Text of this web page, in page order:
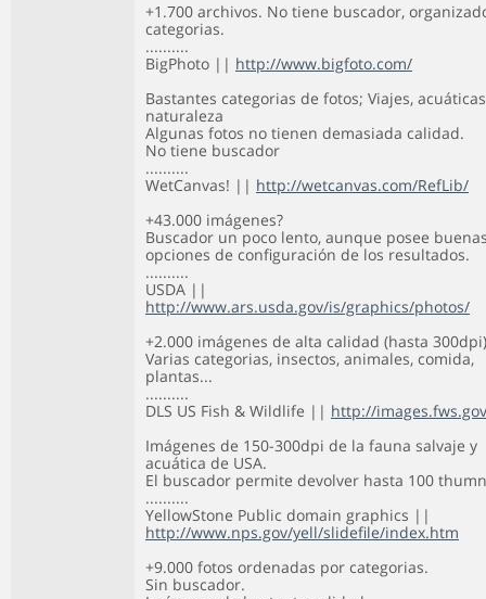
+1.700 archivos. No tiene buscador,
categorias.
..........
BigPhoto || http://www.bigfoto.com/
Bastantes categorias de fotos; Viajes,
naturaleza
Algunas fotos no tienen demasiada calidad.
No tiene buscador
..........
WetCanvas! || http://wetcanvas.com/RefLib/
+43.000 imágenes?
Buscador un poco lento, aunque posee
opciones de configuración de los resultados.
..........
USDA ||
http://www.ars.usda.gov/is/graphics/photos/
+2.000 imágenes de alta calidad (hasta
Varias categorias, insectos, animales, comida,
plantas...
..........
DLS US Fish & Wildlife || http://
Imágenes de 150-300dpi de la fauna salvaje y
acuática de USA.
El buscador permite devolver hasta 100
..........
YellowStone Public domain graphics ||
http://www.nps.gov/yell/slidefile/index.htm
+9.000 fotos ordenadas por categorias.
Sin buscador.